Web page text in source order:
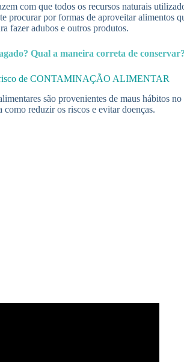
com que todos os recursos naturais
procurar por formas de aproveitar alimentos
fazer adubos e outros produtos.
Qual a maneira correta de
risco de CONTAMINAÇÃO ALIMENTAR
são provenientes de maus hábitos
reduzir os riscos e evitar doenças.